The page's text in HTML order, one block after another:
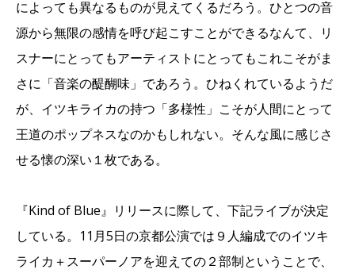
によっても異なるものが見えてくるだろう。ひとつの音
源から無限の感情を呼び起こすことができるなんて、リ
スナーにとってもアーティストにとってもこれこそがま
さに「音楽の醍醐味」であろう。ひねくれているようだ
が、イツキライカの持つ「多様性」こそが人間にとって
王道のポップネスなのかもしれない。そんな風に感じさ
せる懐の深い１枚である。
『Kind of Blue』リリースに際して、下記ライブが決定
している。11月5日の京都公演では９人編成でのイツキ
ライカ＋スーパーノアを迎えての２部制ということで、